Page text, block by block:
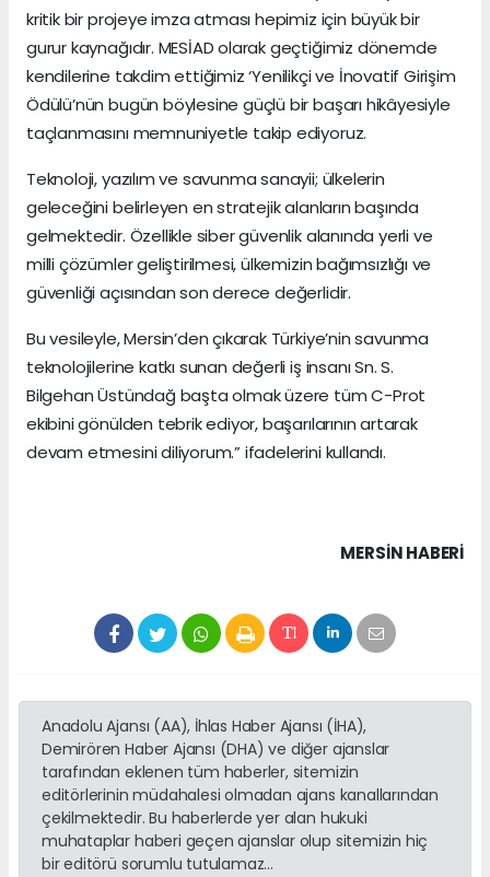
kritik bir projeye imza atması hepimiz için büyük bir
gurur kaynağıdır. MESİAD olarak geçtiğimiz dönemde
kendilerine takdim ettiğimiz ‘Yenilikçi ve İnovatif Girişim
Ödülü’nün bugün böylesine güçlü bir başarı hikâyesiyle
taçlanmasını memnuniyetle takip ediyoruz.
Teknoloji, yazılım ve savunma sanayii; ülkelerin
geleceğini belirleyen en stratejik alanların başında
gelmektedir. Özellikle siber güvenlik alanında yerli ve
milli çözümler geliştirilmesi, ülkemizin bağımsızlığı ve
güvenliği açısından son derece değerlidir.
Bu vesileyle, Mersin’den çıkarak Türkiye’nin savunma
teknolojilerine katkı sunan değerli iş insanı Sn. S.
Bilgehan Üstündağ başta olmak üzere tüm C-Prot
ekibini gönülden tebrik ediyor, başarılarının artarak
devam etmesini diliyorum.” ifadelerini kullandı.
MERSIN HABERİ
Anadolu Ajansı (AA), İhlas Haber Ajansı (İHA),
Demirören Haber Ajansı (DHA) ve diğer ajanslar
tarafından eklenen tüm haberler, sitemizin
editörlerinin müdahalesi olmadan ajans kanallarından
çekilmektedir. Bu haberlerde yer alan hukuki
muhataplar haberi geçen ajanslar olup sitemizin hiç
bir editörü sorumlu tutulamaz...